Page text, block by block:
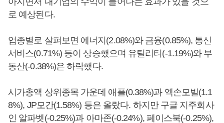
로 예상된다.
업종별로 살펴보면 에너지(2.08%)와 금융(0.85%), 통신
서비스(0.71%) 등이 상승했으며 유틸리티(-1.19%)와 부
동산(-0.38%)은 하락했다.
시가총액 상위종목 가운데 애플(0.38%)과 엑손모빌(1.1
8%), JP모간(1.58%) 등은 올랐다. 하지만 구글 지주회사
인 알파벳(-0.25%)과 아마존(-0.24%), 페이스북(-0.25%),